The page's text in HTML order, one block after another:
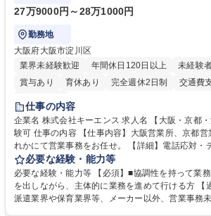
27万9000円～28万1000円
勤務地
大阪府大阪市淀川区
業界未経験歓迎
年間休日120日以上 未経験
賞与あり
育休あり 完全週休2日制 交通費
土日祝休み
仕事の内容
企業名 株式会社キーエンス 求人名 【大阪・京都・滋賀】営業事務 ※未経
験可 仕事の内容 【仕事内容】大阪営業所、京都営業所、滋賀営業所いず
れかにて営業事務をお任せ。 【詳細】電話応対・
の作成・カタログ送付・来客対応・営業所内で発
善をお任せ。 【教育制度】ご入社後、育成担当とペアになりながらOJTに
て業務を覚えていただくことが可能です。業務シ
れているため、スムーズに仕事に慣れることがで
必要な経験・能力等
必要な経験・能力等 【必須】■協調性を持って業
を出しながら、主体的に業務を進めて行ける方 【
派遣業界や保育業界等、メーカー以外、営業事務